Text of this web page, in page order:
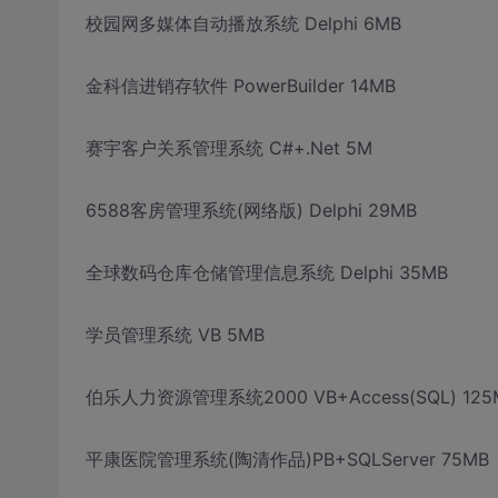
校园网多媒体自动播放系统 Delphi 6MB
金科信进销存软件 PowerBuilder 14MB
赛宇客户关系管理系统 C#+.Net 5M
6588客房管理系统(网络版) Delphi 29MB
全球数码仓库仓储管理信息系统 Delphi 35MB
学员管理系统 VB 5MB
伯乐人力资源管理系统2000 VB+Access(SQL)
平康医院管理系统(陶清作品)PB+SQLServer 75MB